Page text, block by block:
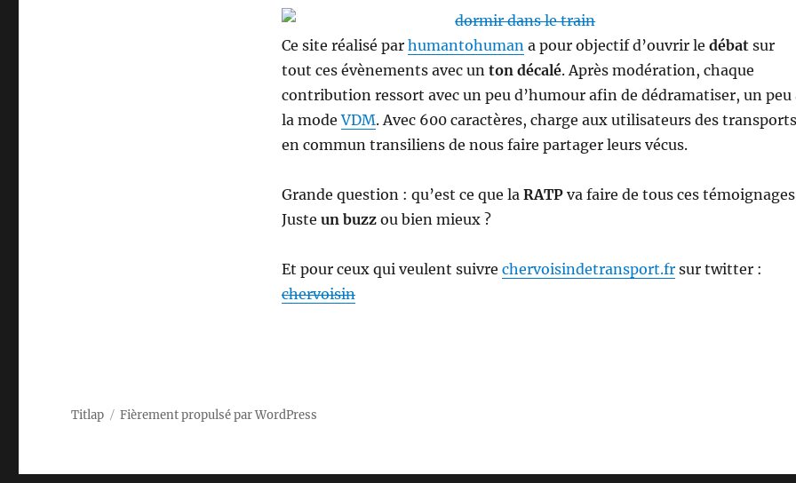
Ce site réalisé par humantohuman a pour objectif d’ouvrir le débat sur
tout ces évènements avec un ton décalé. Après modération, chaque
contribution ressort avec un peu d’humour afin de dédramatiser, un peu
la modeVDM. Avec 600 caractères, charge aux utilisateurs des transports
en commun transiliens de nous faire partager leurs vécus.
Grande question : qu’est ce que la RATP va faire de tous ces témoignages
Juste un buzzou bien mieux ?
Et pour ceux qui veulent suivre chervoisindetransport.frsur twitter :
chervoisin
Titlap Fièrement propulsé par WordPress